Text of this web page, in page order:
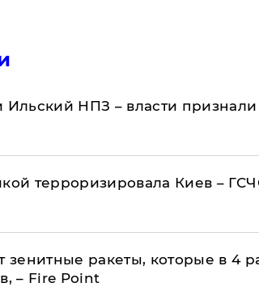
НПЗ – власти признали
терроризировала Киев –
зенитные ракеты, которые в 4
– Fire Point